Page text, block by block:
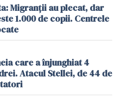
Migranții au plecat, dar
1.000 de copii. Centrele
care a înjunghiat 4
Atacul Stellei, de 44 de